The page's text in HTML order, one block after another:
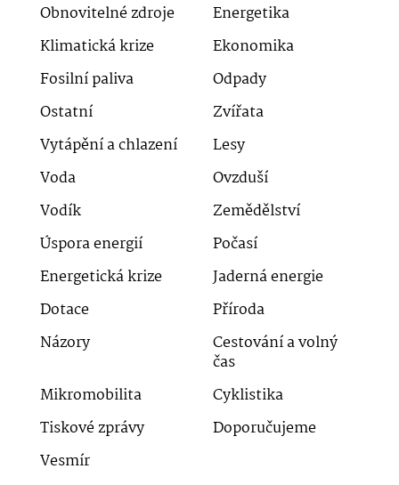
Obnovitelné zdroje
Energetika
Klimatická krize
Ekonomika
Fosilní paliva
Odpady
Ostatní
Zvířata
Vytápění a chlazení
Lesy
Voda
Ovzduší
Vodík
Zemědělství
Úspora energií
Počasí
Energetická krize
Jaderná energie
Dotace
Příroda
Názory
Cestování a volný
čas
Mikromobilita
Cyklistika
Tiskové zprávy
Doporučujeme
Vesmír